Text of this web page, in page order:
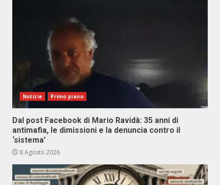
Notizie Primo piano
Dal post Facebook di Mario Ravidà: 35 anni di
antimafia, le dimissioni e la denuncia contro il
‘sistema’
8 Agosto 2026